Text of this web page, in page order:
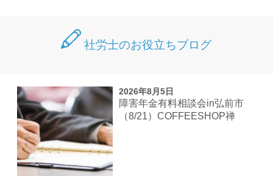
社労士のお役立ちブログ
2026年8月5日
障害年金有料相談会in弘前市
（8/21）COFFEESHOP禅